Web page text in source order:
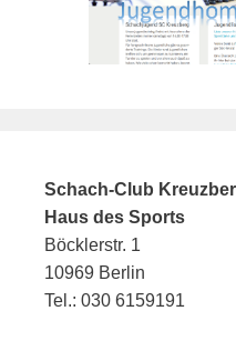
Schach-Club
Haus des Sports
Böcklerstr. 1
10969 Berlin
Tel.: 030 6159191